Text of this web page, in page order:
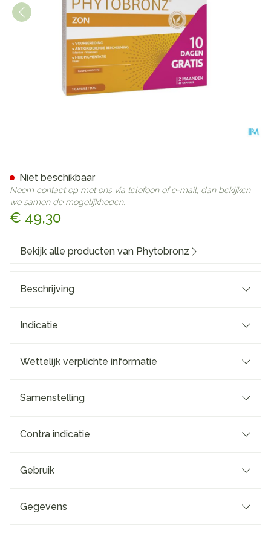
€ 49,30
Niet beschikbaar
Neem contact op met ons via telefoon of e-mail, dan bekijken
we samen de mogelijkheden.
Bekijk alle producten van Phytobronz
Beschrijving
Indicatie
Wettelijk verplichte informatie
Samenstelling
Contra indicatie
Gebruik
Gegevens